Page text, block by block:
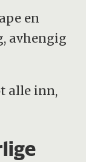
en
avhengig
alle inn,